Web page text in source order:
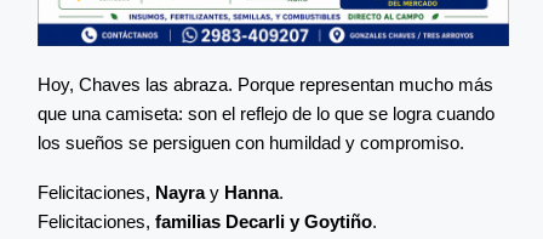
Hoy, Chaves las abraza. Porque representan mucho más
que una camiseta: son el reflejo de lo que se logra cuando
los sueños se persiguen con humildad y compromiso.
Felicitaciones, Nayray Hanna.
Felicitaciones, familias Decarli y Goytiño.